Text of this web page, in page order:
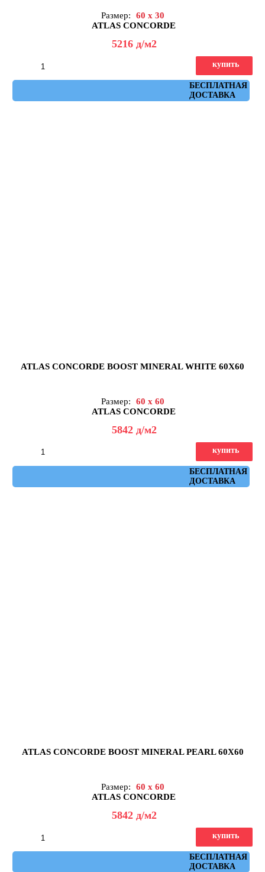
Размер:
60 x 30
ATLAS CONCORDE
5216 д/м2
БЕСПЛАТНАЯ
ДОСТАВКА
купить
ATLAS CONCORDE BOOST MINERAL WHITE 60X60
Размер:
60 x 60
ATLAS CONCORDE
5842 д/м2
БЕСПЛАТНАЯ
ДОСТАВКА
купить
ATLAS CONCORDE BOOST MINERAL PEARL 60X60
Размер:
60 x 60
ATLAS CONCORDE
5842 д/м2
БЕСПЛАТНАЯ
ДОСТАВКА
купить